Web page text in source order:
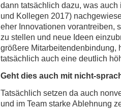
dann tatsächlich dazu, was
und Kollegen 2017)
eher Innovationen vorantreiben,
zu stellen und neue Ideen
größere Mitarbeitendenbindung,
tatsächlich auch eine deutlich
Geht dies auch mit nicht-
Tatsächlich setzen da auch
und im Team starke Ablehnung